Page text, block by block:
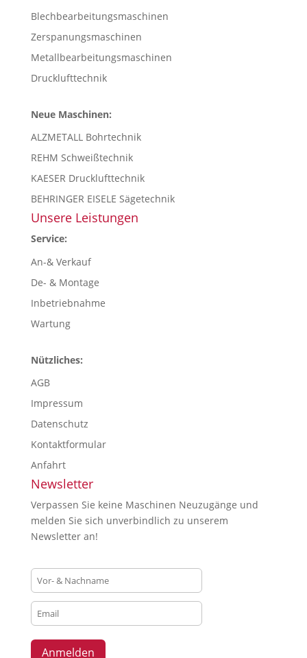
Blechbearbeitungsmaschinen
Zerspanungsmaschinen
Metallbearbeitungsmaschinen
Drucklufttechnik
Neue Maschinen:
ALZMETALL Bohrtechnik
REHM Schweißtechnik
KAESER Drucklufttechnik
BEHRINGER EISELE Sägetechnik
Unsere Leistungen
Service:
An-& Verkauf
De- & Montage
Inbetriebnahme
Wartung
Nützliches:
AGB
Impressum
Datenschutz
Kontaktformular
Anfahrt
Newsletter
Verpassen Sie keine Maschinen Neuzugänge und
melden Sie sich unverbindlich zu unserem
Newsletter an!